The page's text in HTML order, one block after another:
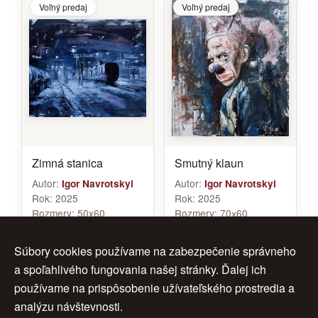
Voľný predaj
Zimná stanica
Autor: Igor Navrotskyi
Rok: 2025
Rozmery:50x60
Voľný predaj
Smutný klaun
Autor: Igor Navrotskyi
Rok: 2025
Rozmery:70х60
1
Súbory cookies používame na zabezpečenie správneho
a spoľahlivého fungovania našej stránky. Ďalej ich
používame na prispôsobenie užívateľského prostredia a
analýzu návštevnosti.